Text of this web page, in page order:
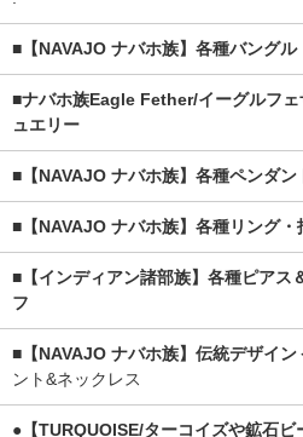
■【NAVAJO ナバホ族】各種バングル
■ナバホ族Eagle Fether/イーグルフ
ュエリー
■【NAVAJO ナバホ族】各種ペンダン
■【NAVAJO ナバホ族】各種リング・
■【インディアン諸部族】各種ピアス
フ
■【NAVAJO ナバホ族】伝統デザイン
ント&ネックレス
●【TURQUOISE/ターコイズや鉱石ビ